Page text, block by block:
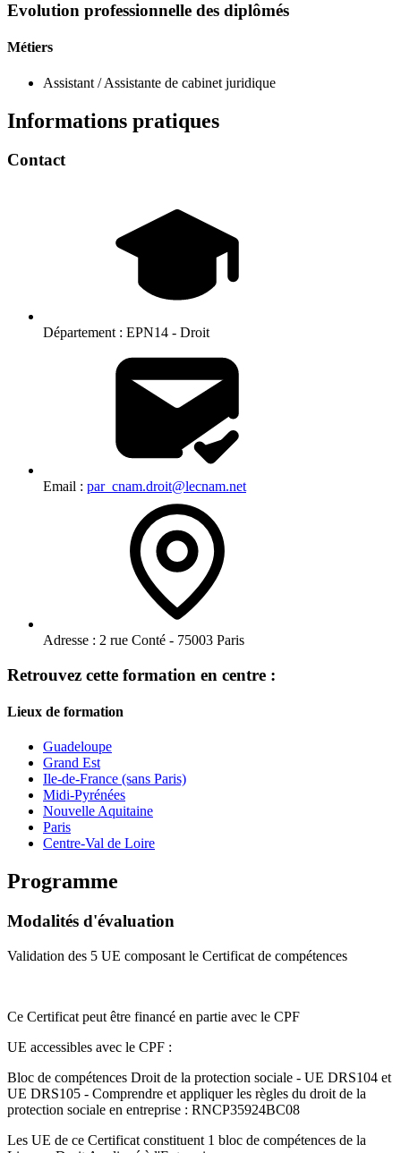
Evolution professionnelle des diplômés
Métiers
Assistant / Assistante de cabinet juridique
Informations pratiques
Contact
Département : EPN14 - Droit
Email : par_cnam.droit@lecnam.net
Adresse : 2 rue Conté - 75003 Paris
Retrouvez cette formation en centre :
Lieux de formation
Guadeloupe
Grand Est
Ile-de-France (sans Paris)
Midi-Pyrénées
Nouvelle Aquitaine
Paris
Centre-Val de Loire
Programme
Modalités d'évaluation
Validation des 5 UE composant le Certificat de compétences
Ce Certificat peut être financé en partie avec le CPF
UE accessibles avec le CPF :
Bloc de compétences Droit de la protection sociale - UE DRS104 et
UE DRS105 - Comprendre et appliquer les règles du droit de la
protection sociale en entreprise : RNCP35924BC08
Les UE de ce Certificat constituent 1 bloc de compétences de la